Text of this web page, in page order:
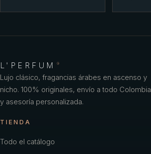
L'PERFUM ®
Lujo clásico, fragancias árabes en ascenso y
nicho. 100% originales, envío a todo Colombia
y asesoría personalizada.
TIENDA
Todo el catálogo